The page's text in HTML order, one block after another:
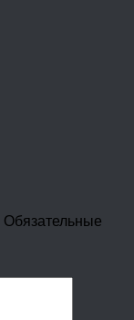
Обязательные